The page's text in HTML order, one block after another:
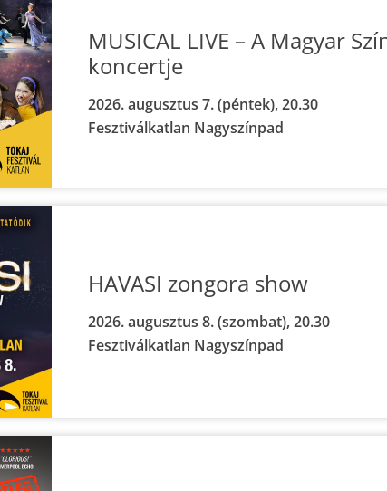
MUSICAL LIVE – A Magyar
koncertje
2026. augusztus 7. (péntek), 20.30
Fesztiválkatlan Nagyszínpad
HAVASI zongora show
2026. augusztus 8. (szombat), 20.30
Fesztiválkatlan Nagyszínpad